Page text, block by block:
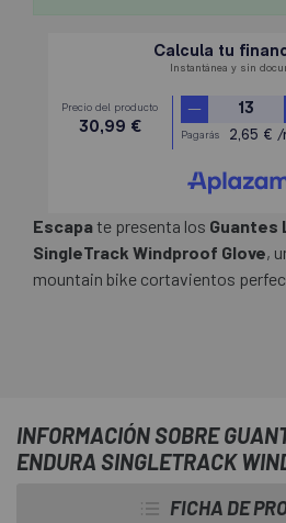
Escapate presenta los Guantes
SingleTrack Windproof Glove,
mountain bike cortavientos
INFORMACIÓN SOBRE
ENDURA SINGLETRACK
FICHA DE